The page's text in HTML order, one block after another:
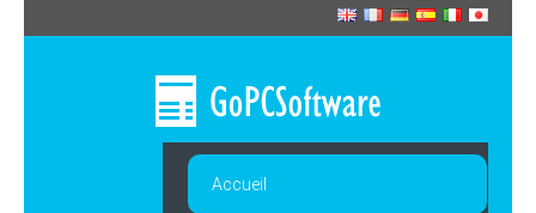
Accueil